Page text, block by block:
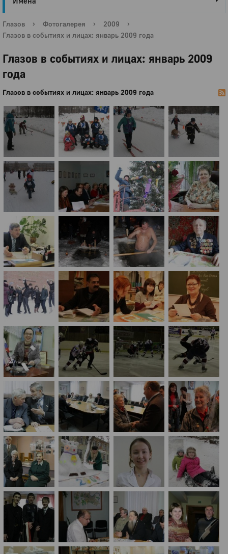
Глазов › Фотогалерея › 2009
›
Глазов в событиях и лицах: январь 2009 года
Глазов в событиях и лицах: январь 2009
года
Глазов в событиях и лицах: январь 2009 года